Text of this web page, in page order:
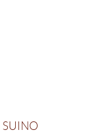
SUINO